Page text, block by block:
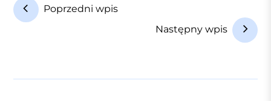
N
a
g
Poprzedni wpis
Następny wpis